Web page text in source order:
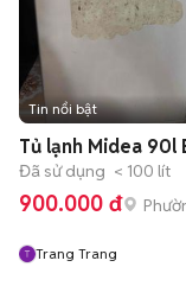
Tin nổi bật
Tủ lạnh Midea 90l
Đã sử dụng < 100 lít
900.000 đ
Trang Trang